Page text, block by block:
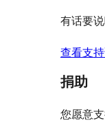
有话要
查看支
捐助
您愿意